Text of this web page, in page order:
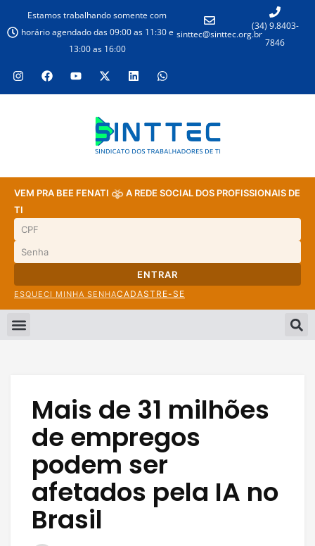
Estamos trabalhando somente com
horário agendado das 09:00 as 11:30 e
13:00 as 16:00
sinttec@sinttec.org.br
(34) 9.8403-
7846
VEM PRA BEE FENATI
A REDE SOCIAL DOS PROFISSIONAIS DE
TI
ENTRAR
ESQUECI MINHA SENHACADASTRE-SE
Mais de 31 milhões
de empregos
podem ser
afetados pela IA no
Brasil